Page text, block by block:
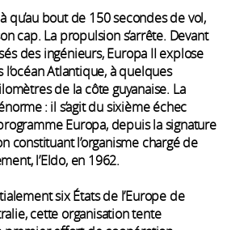
qu’au bout de 150 secondes de vol,
cap. La propulsion s’arrête. Devant
des ingénieurs, Europa II explose
l’océan Atlantique, à quelques
de la côte guyanaise. La
: il s’agit du sixième échec
Europa, depuis la signature
constituant l’organisme chargé de
l’Eldo, en 1962.
six États de l’Europe de
cette organisation tente